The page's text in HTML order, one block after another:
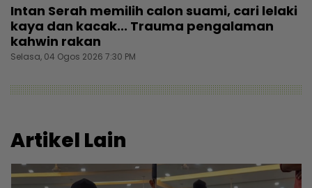
Intan Serah memilih calon suami, cari lelaki
kaya dan kacak... Trauma pengalaman
kahwin rakan
Selasa, 04 Ogos 2026 7:30 PM
Artikel Lain